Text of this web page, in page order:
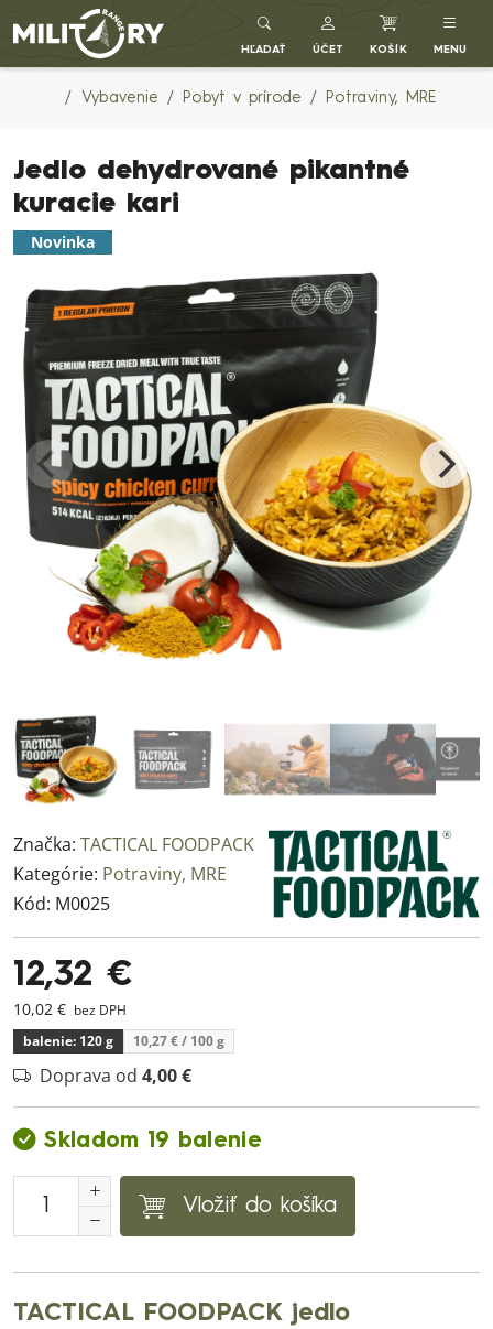
Army shop MILITARY RANGE SK
HĽADAŤ ÚČET KOŠÍK MENU
Vybavenie Pobyt v prírode Potraviny, MRE
Jedlo dehydrované pikantné
kuracie kari
Novinka
Značka: TACTICAL FOODPACK
Kategórie: Potraviny, MRE
Kód: M0025
12,32 €
10,02 € bez DPH
balenie: 120 g
10,27 €/ 100 g
Doprava od 4,00 €
Skladom 19 balenie
Vložiť do košíka
TACTICAL FOODPACK jedlo